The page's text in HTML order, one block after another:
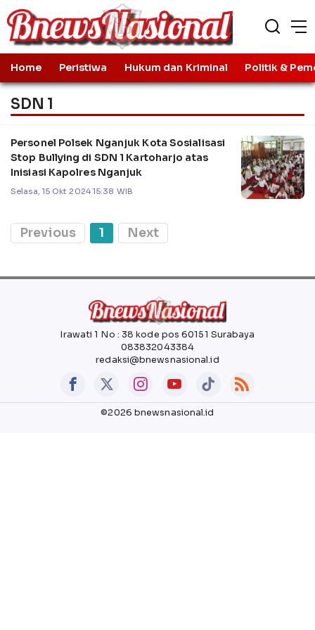
Home Peristiwa Hukum dan Kriminal Politik &
SDN 1
Personel Polsek Nganjuk Kota Sosialisasi
Stop Bullying di SDN 1 Kartoharjo atas
Inisiasi Kapolres Nganjuk
Selasa, 15 Okt 2024 15:38 WIB
Previous 1 Next
Irawati 1 No : 38 kode pos 60151 Surabaya
083832043384
redaksi@bnewsnasional.id
©2026 bnewsnasional.id